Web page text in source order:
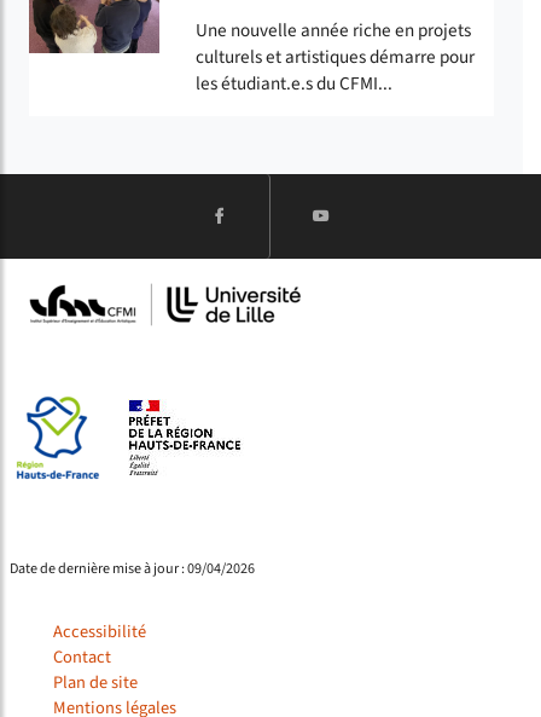
Une nouvelle année riche en projets
culturels et artistiques démarre pour
les étudiant.e.s du CFMI...
Date de dernière mise à jour : 09/04/2026
Accessibilité
Contact
Plan de site
Mentions légales